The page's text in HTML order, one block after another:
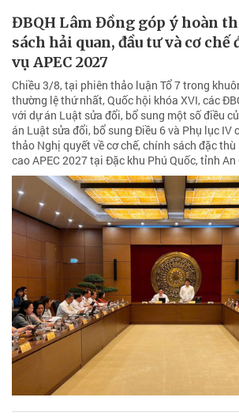
ĐBQH Lâm Đồng góp ý hoàn
sách hải quan, đầu tư và cơ chế
vụ APEC 2027
Chiều 3/8, tại phiên thảo luận Tổ 7 trong
thường lệ thứ nhất, Quốc hội khóa XVI, các
với dự án Luật sửa đổi, bổ sung một số điều
án Luật sửa đổi, bổ sung Điều 6 và Phụ lục IV
thảo Nghị quyết về cơ chế, chính sách đặc
cao APEC 2027 tại Đặc khu Phú Quốc, tỉnh An